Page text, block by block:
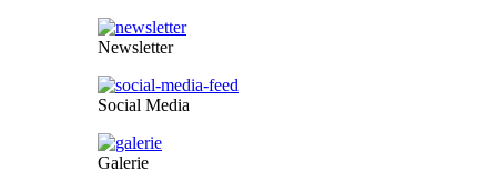
Newsletter
Social Media
Galerie